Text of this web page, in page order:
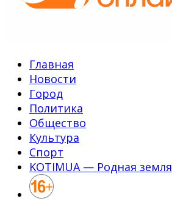
Главная
Новости
Город
Политика
Общество
Культура
Спорт
KOTIMUA — Родная земля